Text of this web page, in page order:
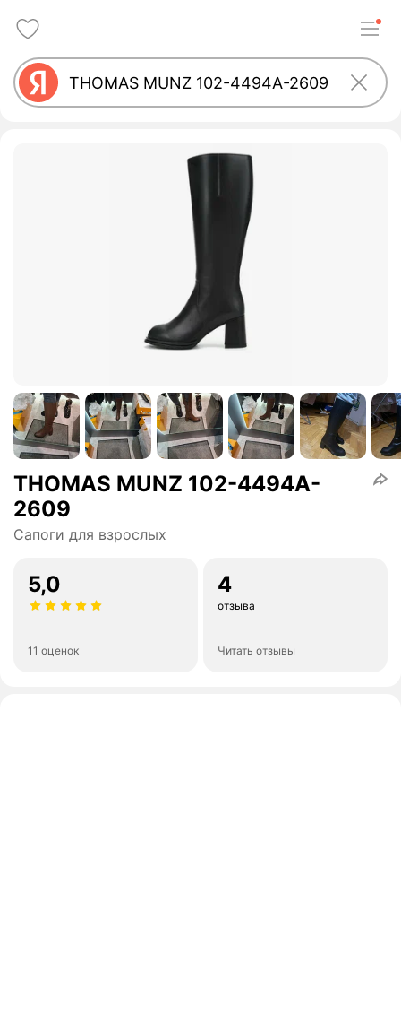
THOMAS MUNZ 102-4494A-
2609
Сапоги для взрослых
5,0
11 оценок
4
отзыва
Читать отзывы